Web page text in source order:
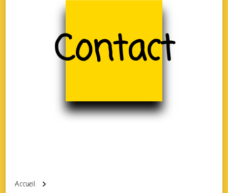
Accueil
Contact